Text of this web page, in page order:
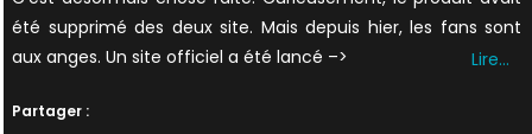
été supprimé des deux site. Mais depuis hier, les fans sont
aux anges. Un site officiel a été lancé –>
Lire…
Partager :